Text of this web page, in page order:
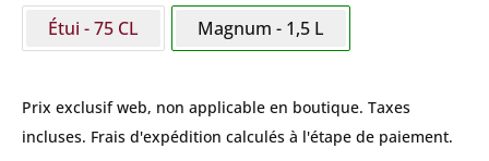
Magnum
Étui - 75 CL Magnum - 1,5 L
Prix exclusif web, non applicable en boutique. Taxes
incluses. Frais d'expédition calculés à l'étape de paiement.